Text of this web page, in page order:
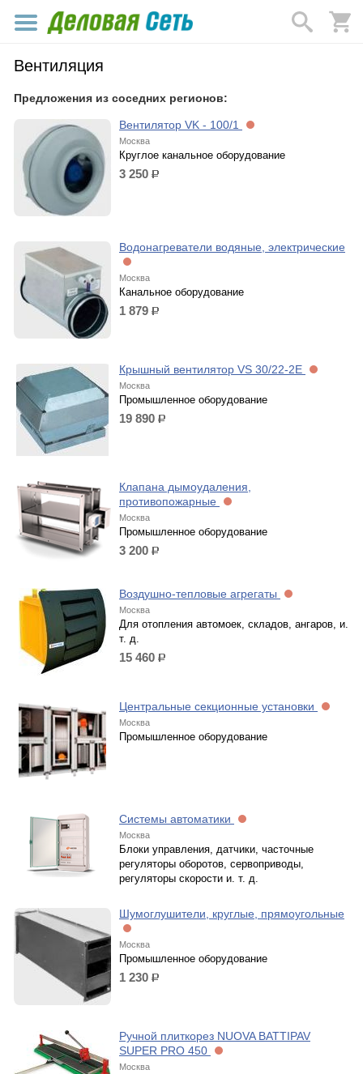
Вентиляция
Предложения из соседних регионов:
Вентилятор VK - 100/1
Москва
Круглое канальное оборудование
3 250 р.
Водонагреватели водяные, электрические
Москва
Канальное оборудование
1 879 р.
Крышный вентилятор VS 30/22-2E
Москва
Промышленное оборудование
19 890 р.
Клапана дымоудаления,
противопожарные
Москва
Промышленное оборудование
3 200 р.
Воздушно-тепловые агрегаты
Москва
Для отопления автомоек, складов, ангаров, и.
т. д.
15 460 р.
Центральные секционные установки
Москва
Промышленное оборудование
Системы автоматики
Москва
Блоки управления, датчики, часточные
регуляторы оборотов, сервоприводы,
регуляторы скорости и. т. д.
Шумоглушители, круглые, прямоугольные
Москва
Промышленное оборудование
1 230 р.
Ручной плиткорез NUOVA BATTIPAV
SUPER PRO 450
Москва